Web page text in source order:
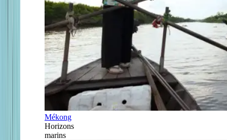
Mékong
Horizons
marins